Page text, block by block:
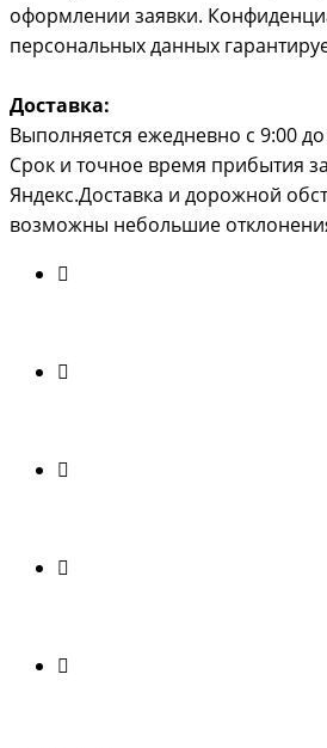
оформлении заявки.
персональных данных
Доставка:
Выполняется ежедневно с 9:00 до
Срок и точное время прибытия
Яндекс.Доставка и дорожной
возможны небольшие